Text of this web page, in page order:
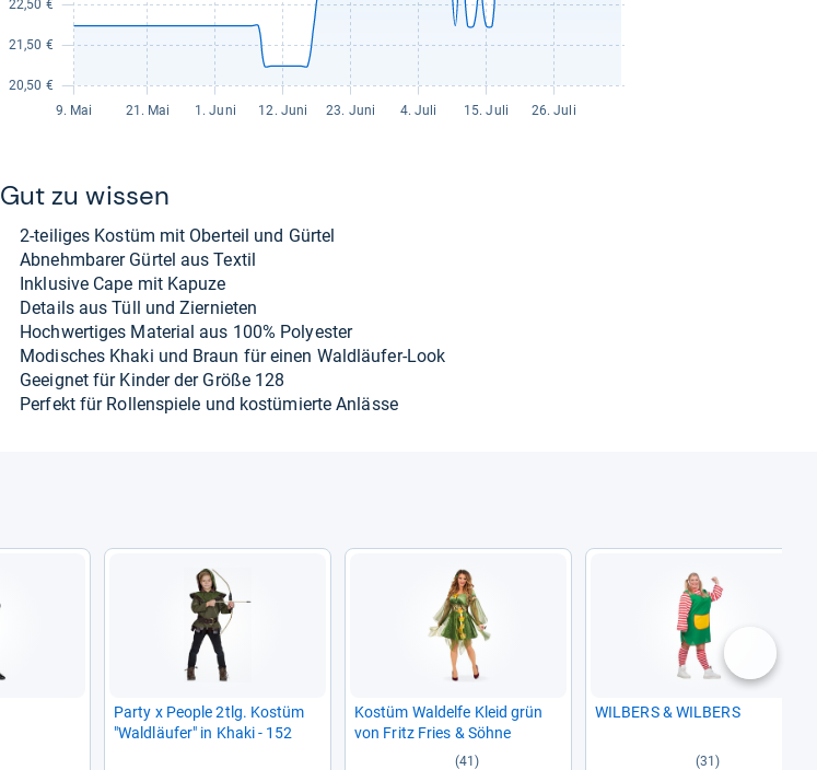
Gut zu wis­sen
2-​tei­li­ges Kostüm mit Ober­teil und Gür­tel
Abnehm­ba­rer Gür­tel aus Tex­til
Inklu­sive Cape mit Kapuze
Details aus Tüll und Zier­nie­ten
Hoch­wer­ti­ges Mate­rial aus 100% Poly­es­ter
Modi­sches Khaki und Braun für einen Wald­läu­fer-​Look
Geeig­net für Kin­der der Größe 128
Per­fekt für Rol­len­spiele und kostü­mierte Anlässe
Party x Peo­ple 2tlg. Kostüm
"Wald­läu­fer" in Khaki -​ 152
Kostüm Wal­delfe Kleid grün
von Fritz Fries & Söhne
(41)
WIL­BERS & WIL­BERS
(31)
nächste